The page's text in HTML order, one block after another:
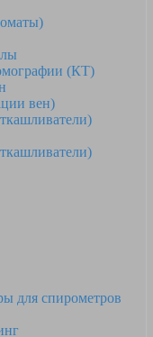
(КТ)
вен)
для спирометров